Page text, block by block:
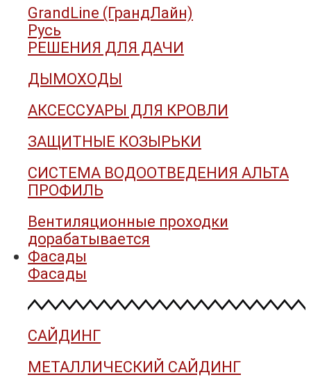
GrandLine (ГрандЛайн)
Русь
РЕШЕНИЯ ДЛЯ ДАЧИ
ДЫМОХОДЫ
АКСЕССУАРЫ ДЛЯ КРОВЛИ
ЗАЩИТНЫЕ КОЗЫРЬКИ
СИСТЕМА ВОДООТВЕДЕНИЯ АЛЬТА
ПРОФИЛЬ
Вентиляционные проходки
дорабатывается
Фасады
Фасады
САЙДИНГ
МЕТАЛЛИЧЕСКИЙ САЙДИНГ